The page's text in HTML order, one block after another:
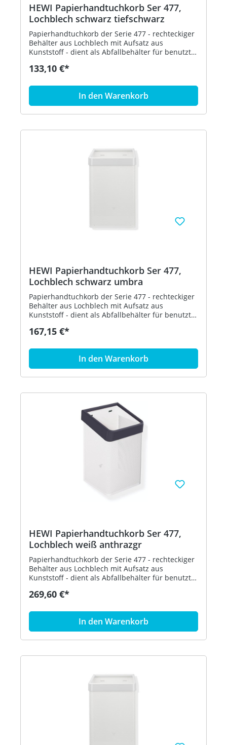
HEWI Papierhandtuchkorb Ser 477,
Lochblech schwarz tiefschwarz
Papierhandtuchkorb der Serie 477 - rechteckiger
Behälter aus Lochblech mit Aufsatz aus
Kunststoff - dient als Abfallbehälter für benutzte
Befestigung und Abdeckung von Abfallbeuteln
oder zur Wandmontage - 305 mm breit, 515 mm
hoch und 300 mm tief - Lochblech, schwarz - aus
hochglänzendem Polyamid nach HEWI
Farbtabelle - in HEWI Farbe 90 (Tiefschwarz)
133,10 €*
In den Warenkorb
HEWI Papierhandtuchkorb Ser 477,
Lochblech schwarz umbra
Papierhandtuchkorb der Serie 477 - rechteckiger
Behälter aus Lochblech mit Aufsatz aus
Kunststoff - dient als Abfallbehälter für benutzte
Befestigung und Abdeckung von Abfallbeuteln
oder zur Wandmontage - 305 mm breit, 515 mm
hoch und 300 mm tief - Lochblech, schwarz - aus
hochglänzendem Polyamid nach HEWI
Farbtabelle - in HEWI Farbe 84 (Umbra)
167,15 €*
In den Warenkorb
HEWI Papierhandtuchkorb Ser 477,
Lochblech weiß anthrazgr
Papierhandtuchkorb der Serie 477 - rechteckiger
Behälter aus Lochblech mit Aufsatz aus
Kunststoff - dient als Abfallbehälter für benutzte
Befestigung und Abdeckung von Abfallbeuteln
oder zur Wandmontage - 305 mm breit, 515 mm
hoch und 300 mm tief - Lochblech, weiß - aus
hochglänzendem Polyamid nach HEWI
Farbtabelle - in HEWI Farbe 92 (Anthrazitgrau)
269,60 €*
In den Warenkorb